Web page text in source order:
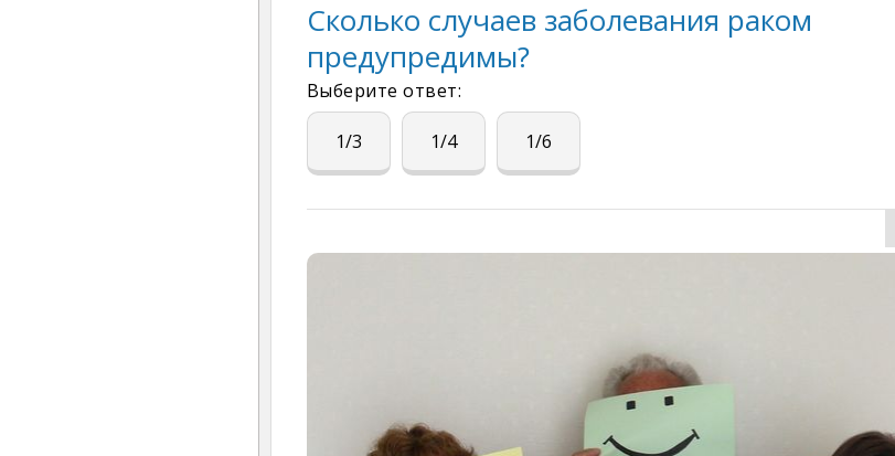
Сколько случаев заболевания раком
предупредимы?
Выберите ответ:
1/3 1/4 1/6